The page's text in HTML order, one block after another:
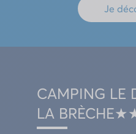
Je
CAMPING LE
LA